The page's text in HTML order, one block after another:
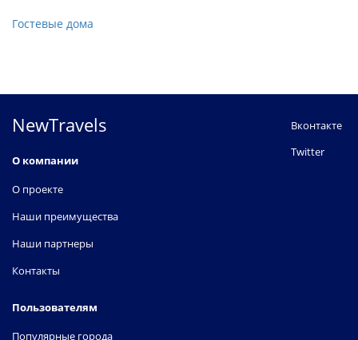
Гостевые дома
NewTravels
О компании
О проекте
Наши преимущества
Наши партнеры
Контакты
Пользователям
Популярные города
Вконтакте
Twitter